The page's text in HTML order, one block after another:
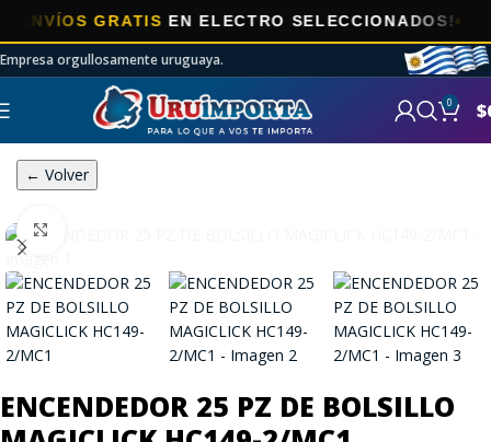
GRATISEN ELECTRO SELECCIONADOS!
Empresa orgullosamente uruguaya.
0 $
← Volver
ENCENDEDOR 25 PZ DE BOLSILLO